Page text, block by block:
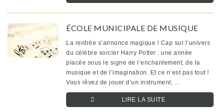
ÉCOLE MUNICIPALE DE MUSIQUE
La rentrée s’annonce magique ! Cap sur l’univers
du célèbre sorcier Harry Potter : une année
placée sous le signe de l’enchantement, de la
musique et de l’imagination. Et ce n’est pas tout !
Vous rêvez de jouer d’un instrument, …
LIRE LA SUITE­­